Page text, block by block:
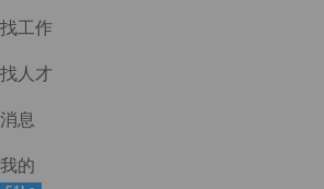
找工作
找人才
消息
我的